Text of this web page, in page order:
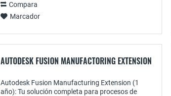
Compara
Marcador
AUTODESK FUSION MANUFACTORING EXTENSION
Autodesk Fusion Manufacturing Extension (1
año): Tu solución completa para procesos de